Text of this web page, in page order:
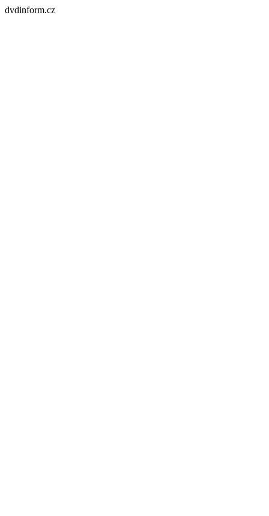
dvdinform.cz